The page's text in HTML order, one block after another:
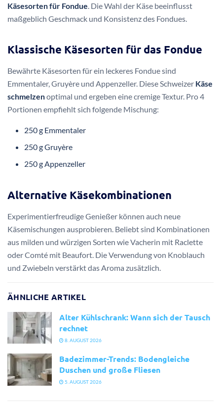
Käsesorten für Fondue . Die Wahl der Käse beeinflusst
maßgeblich Geschmack und Konsistenz des Fondues.
Klassische Käsesorten für das Fondue
Bewährte Käsesorten für ein leckeres Fondue sind
Emmentaler, Gruyère und Appenzeller. Diese Schweizer Käse
schmelzenoptimal und ergeben eine cremige Textur. Pro 4
Portionen empfiehlt sich folgende Mischung:
250 g Emmentaler
250 g Gruyère
250 g Appenzeller
Alternative Käsekombinationen
Experimentierfreudige Genießer können auch neue
Käsemischungen ausprobieren. Beliebt sind Kombinationen
aus milden und würzigen Sorten wie Vacherin mit Raclette
oder Comté mit Beaufort. Die Verwendung von Knoblauch
und Zwiebeln verstärkt das Aroma zusätzlich.
ÄHNLICHE ARTIKEL
Alter Kühlschrank: Wann sich der Tausch
rechnet
8. AUGUST 2026
Badezimmer-Trends: Bodengleiche
Duschen und große Fliesen
5. AUGUST 2026